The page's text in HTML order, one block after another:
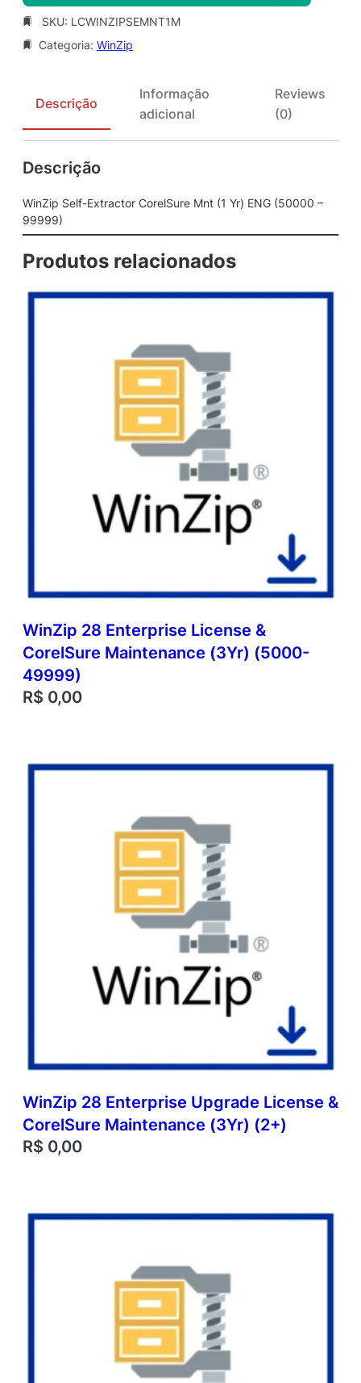
SKU: LCWINZIPSEMNT1M
Categoria: WinZip
Descrição
Informação
adicional
Reviews
(0)
Descrição
WinZip Self-Extractor CorelSure Mnt (1 Yr) ENG (50000 –
99999)
Produtos relacionados
WinZip 28 Enterprise License &
CorelSure Maintenance (3Yr) (5000-
49999)
R$ 0,00
WinZip 28 Enterprise Upgrade License &
CorelSure Maintenance (3Yr) (2+)
R$ 0,00